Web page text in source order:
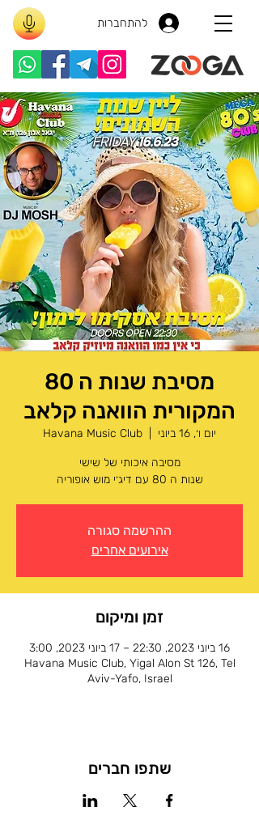
להתחברות
מסיבת שנות ה 80
המקורית הוואנה קלאב
יום ו׳, 16 ביוני Havana Music Club
שנות ה 80 עם דיג׳י מוש אופוריה
ההרשמה סגורה
אירועים אחרים
זמן ומיקום
16 ביוני 2023, 22:30 – 17 ביוני 2023, 3:00
Havana Music Club, Yigal Alon St 126, Tel
Aviv-Yafo, Israel
שתפו חברים